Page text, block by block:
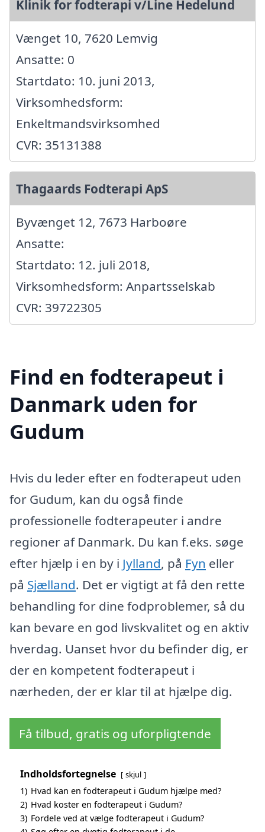
Klinik for fodterapi v/Line Hedelund
Vænget 10, 7620 Lemvig
Ansatte: 0
Startdato: 10. juni 2013,
Virksomhedsform:
Enkeltmandsvirksomhed
CVR: 35131388
Thagaards Fodterapi ApS
Byvænget 12, 7673 Harboøre
Ansatte:
Startdato: 12. juli 2018,
Virksomhedsform: Anpartsselskab
CVR: 39722305
Find en fodterapeut i
Danmark uden for
Gudum
Hvis du leder efter en fodterapeut uden
for Gudum, kan du også finde
professionelle fodterapeuter i andre
regioner af Danmark. Du kan f.eks. søge
efter hjælp i en by i Jylland, på Fyn eller
på Sjælland. Det er vigtigt at få den rette
behandling for dine fodproblemer, så du
kan bevare en god livskvalitet og en aktiv
hverdag. Uanset hvor du befinder dig, er
der en kompetent fodterapeut i
nærheden, der er klar til at hjælpe dig.
Få tilbud, gratis og uforpligtende
Indholdsfortegnelse skjul
1) Hvad kan en fodterapeut i Gudum hjælpe med?
2) Hvad koster en fodterapeut i Gudum?
3) Fordele ved at vælge fodterapeut i Gudum?